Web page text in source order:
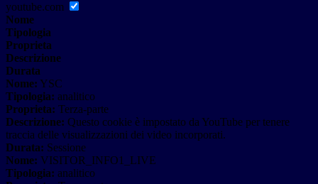
youtube.com
Nome
Tipologia
Proprieta
Descrizione
Durata
Nome: YSC
Tipologia: analitico
Proprieta: Terza-parte
Descrizione: Questo cookie è impostato da YouTube per tenere
traccia delle visualizzazioni dei video incorporati.
Durata: Sessione
Nome: VISITOR_INFO1_LIVE
Tipologia: analitico